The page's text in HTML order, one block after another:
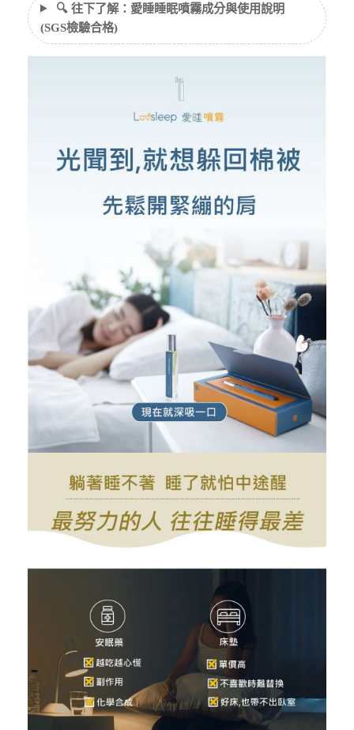
🔍 往下了解：愛睡睡眠噴霧成分與使用說明
(SGS檢驗合格)